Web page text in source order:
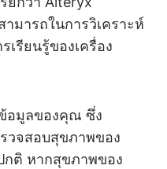
มารถในการวิเคราะห์
รียนรู้ของเครื่อง
อมูลของคุณ ซึ่ง
วจสอบสุขภาพของ
ติ หากสุขภาพของ